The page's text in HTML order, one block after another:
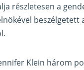
részletesen a
Klein három